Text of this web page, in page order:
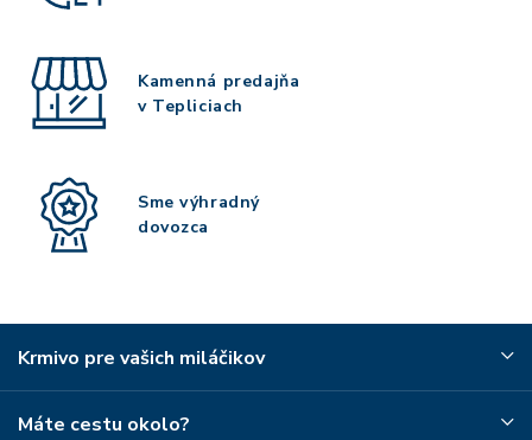
Kamenná predajňa
v Tepliciach
Sme výhradný
dovozca
Krmivo pre vašich miláčikov
Máte cestu okolo?